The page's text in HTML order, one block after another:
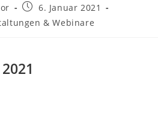
Beitrag
veröffentlicht:
6. Januar 2021
& Webinare